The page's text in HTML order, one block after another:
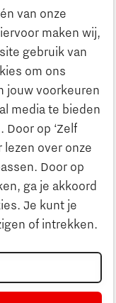
van onze
maken wij,
gebruik van
om ons
jouw voorkeuren
media te bieden
op ‘Zelf
lezen over onze
Door op
ga je akkoord
Je kunt je
of intrekken.